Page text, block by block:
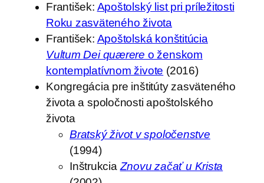
František: Apoštolský list pri príležitosti
Roku zasväteného života
František: Apoštolská konštitúcia
Vultum Dei quærere o ženskom
kontemplatívnom živote (2016)
Kongregácia pre inštitúty zasväteného
života a spoločnosti apoštolského
života
Bratský život v spoločenstve
(1994)
InštrukciaZnovu začať u Krista